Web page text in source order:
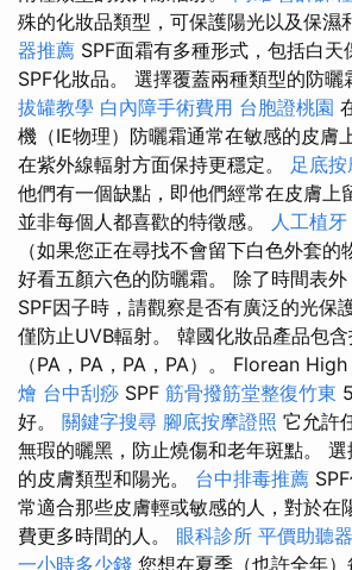
殊的化妝品類型，可保護陽光以及保濕
器推薦 SPF面霜有多種形式，包括白天
SPF化妝品。 選擇覆蓋兩種類型的防曬
拔罐教學 白內障手術費用 台胞證桃園
機（IE物理）防曬霜通常在敏感的皮膚
在紫外線輻射方面保持更穩定。 足底按
他們有一個缺點，即他們經常在皮膚上
並非每個人都喜歡的特徵感。 人工植牙
（如果您正在尋找不會留下白色外套
好看五顏六色的防曬霜。 除了時間表
SPF因子時，請觀察是否有廣泛的光保
僅防止UVB輻射。 韓國化妝品產品包
（PA，PA，PA，PA）。 Florean High
燴 台中刮痧 SPF 筋骨撥筋堂整復竹東
好。 關鍵字搜尋 腳底按摩證照 它允許
無瑕的曬黑，防止燒傷和老年斑點。
的皮膚類型和陽光。 台中排毒推薦
常適合那些皮膚輕或敏感的人，對於在
費更多時間的人。 眼科診所 平價助聽器
一小時多少錢 您想在夏季（也許全年